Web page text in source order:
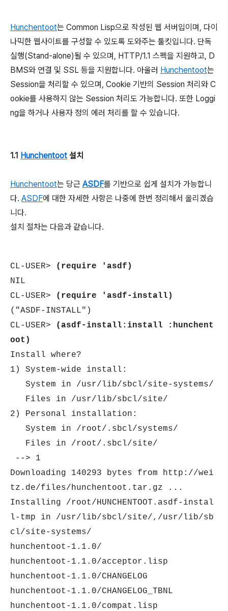
Hunchentoot는 Common Lisp으로 작성된 웹 서버입이며, 다이
나믹한 웹사이트를 구성할 수 있도록 도와주는 툴킷입니다. 단독
실행(Stand-alone)될 수 있으며, HTTP/1.1 스펙을 지원하고, D
BMS와 연결 및 SSL 등을 지원합니다. 아울러 Hunchentoot는
Session을 처리할 수 있으며, Cookie 기반의 Session 처리와 C
ookie를 사용하지 않는 Session 처리도 가능합니다. 또한 Loggi
ng을 하거나 사용자 정의 에러 처리를 할 수 있습니다.
1.1 Hunchentoot 설치
Hunchentoot는 당근 ASDF를 기반으로 쉽게 설치가 가능합니
다. ASDF에 대한 자세한 사항은 나중에 한번 정리해서 올리겠습
니다.
설치 절차는 다음과 같습니다.
CL-USER>
(require 'asdf)
NIL
CL-USER>
(require 'asdf-install)
("ASDF-INSTALL")
CL-USER>
(asdf-install:install :hunchent
oot)
Install where?
1) System-wide install:
System in /usr/lib/sbcl/site-systems/
Files in /usr/lib/sbcl/site/
2) Personal installation:
System in /root/.sbcl/systems/
Files in /root/.sbcl/site/
--> 1
Downloading 140293 bytes from http://wei
tz.de/files/hunchentoot.tar.gz ...
Installing /root/HUNCHENTOOT.asdf-instal
l-tmp in /usr/lib/sbcl/site/,/usr/lib/sb
cl/site-systems/
hunchentoot-1.1.0/
hunchentoot-1.1.0/acceptor.lisp
hunchentoot-1.1.0/CHANGELOG
hunchentoot-1.1.0/CHANGELOG_TBNL
hunchentoot-1.1.0/compat.lisp